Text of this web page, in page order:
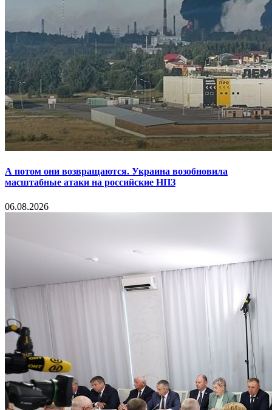
А потом они возвращаются. Украина возобновила
масштабные атаки на российские НПЗ
06.08.2026